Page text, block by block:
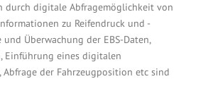
durch digitale Abfragemöglichkeit von
zu Reifendruck und -
Überwachung der EBS-Daten,
Einführung eines digitalen
Abfrage der Fahrzeugposition etc sind